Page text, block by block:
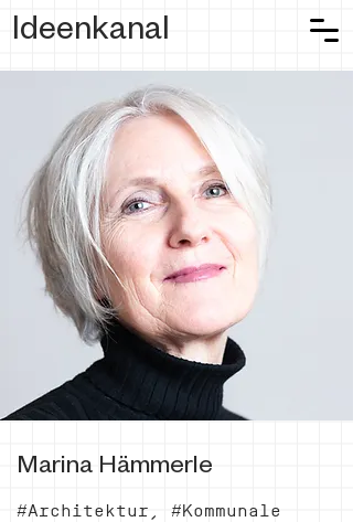
Ideenkanal
Marina Hämmerle
#Architektur, #Kommunale